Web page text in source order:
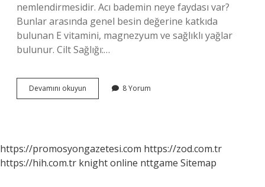
nemlendirmesidir. Acı bademin neye faydası var?
Bunlar arasında genel besin değerine katkıda
bulunan E vitamini, magnezyum ve sağlıklı yağlar
bulunur. Cilt Sağlığı:…
Devamını okuyun Acıbadem
Çekirdeği
8 Yorum
https://promosyongazetesi.com https://zod.com.tr
https://hih.com.tr knight online nttgame Sitemap